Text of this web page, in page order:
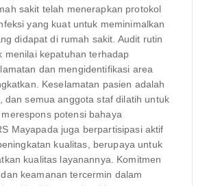
sakit telah menerapkan protokol
yang kuat untuk meminimalkan
didapat di rumah sakit. Audit rutin
menilai kepatuhan terhadap
dan mengidentifikasi area
Keselamatan pasien adalah
dan semua anggota staf dilatih untuk
potensi bahaya
Mayapada juga berpartisipasi aktif
kualitas, berupaya untuk
kualitas layanannya. Komitmen
keamanan tercermin dalam